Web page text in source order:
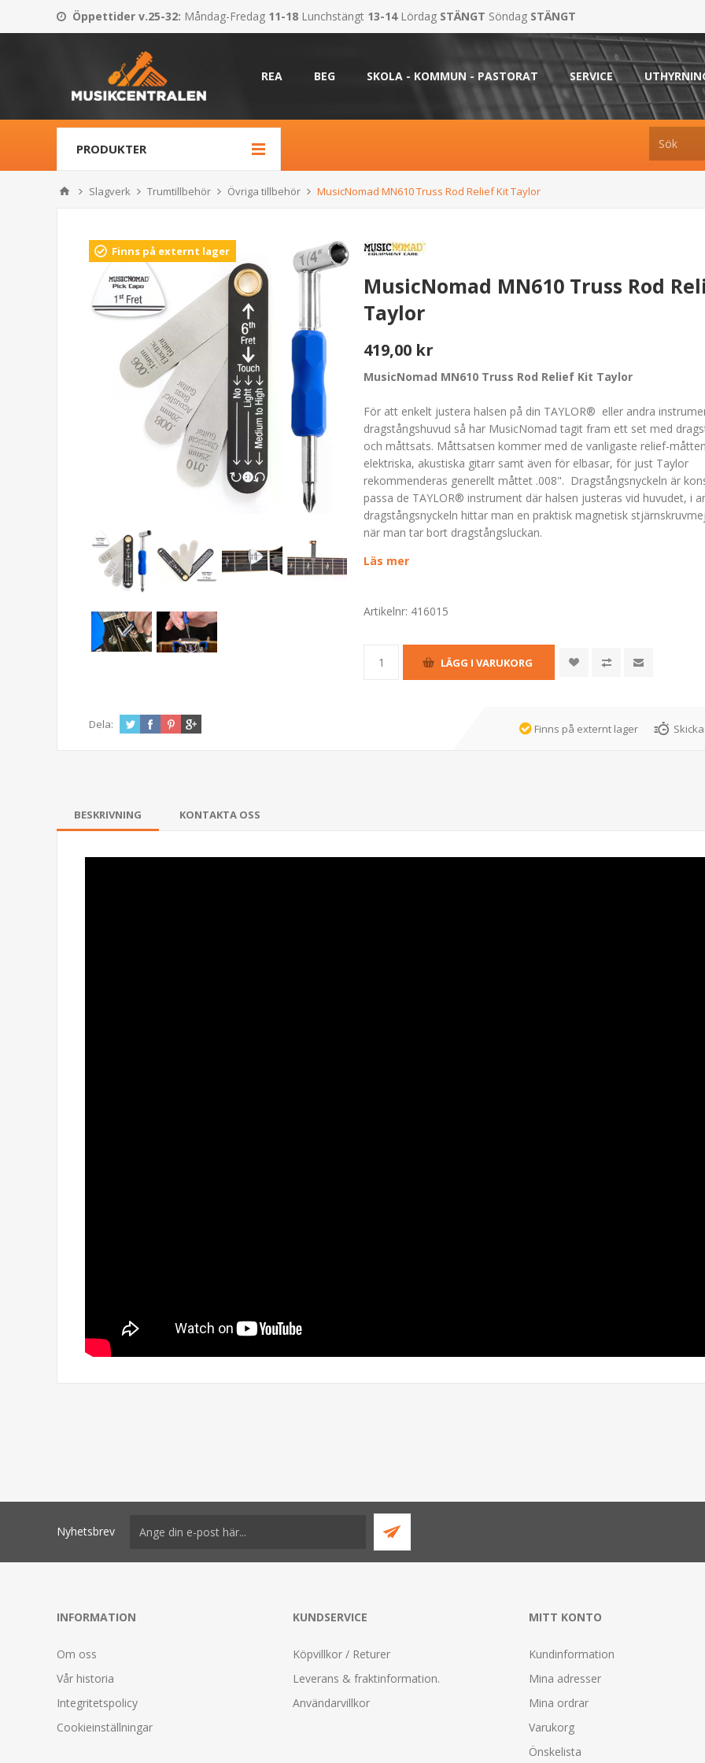
Öppettider v.25-32: Måndag-Fredag 11-18 Lunchstängt 13-14 Lördag STÄNGT Söndag STÄNGT
REA BEG SKOLA - KOMMUN - PASTORAT SERVICE
PRODUKTER
Slagverk Trumtillbehör Övriga tillbehör MusicNomad MN610 Truss Rod Relief Kit Taylor
Finns på externt lager
MusicNomad MN610 Truss Rod
Taylor
419,00 kr
MusicNomad MN610 Truss Rod Relief Kit Taylor
För att enkelt justera halsen på din TAYLOR® eller andra
dragstångshuvud så har MusicNomad tagit fram ett set med
och måttsats. Måttsatsen kommer med de vanligaste relief-
elektriska, akustiska gitarr samt även för elbasar, för just Taylor
rekommenderas generellt måttet .008". Dragstångsnyckeln är
passa de TAYLOR® instrument där halsen justeras vid huvudet, i
dragstångsnyckeln hittar man en praktisk magnetisk
när man tar bort dragstångsluckan.
Läs mer
Artikelnr: 416015
Dela: Finns på externt lager
BESKRIVNING KONTAKTA OSS
Nyhetsbrev
INFORMATION
Om oss
Vår historia
Integritetspolicy
Cookieinställningar
KUNDSERVICE
Köpvillkor / Returer
Leverans & fraktinformation.
Användarvillkor
MITT KONTO
Kundinformation
Mina adresser
Mina ordrar
Varukorg
Önskelista